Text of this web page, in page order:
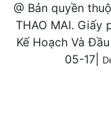
@ Bản quyền
THAO MAI. Giấy
Kế Hoạch Và
05-17|